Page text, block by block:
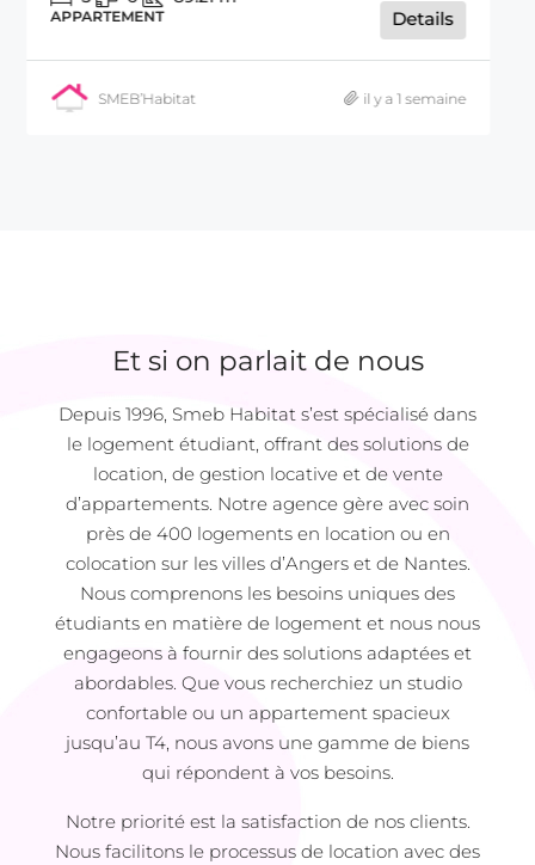
APPARTEMENT Details
SMEB’Habitat il y a 2 mois
Et si on parlait de nous
Depuis 1996, Smeb Habitat s’est spécialisé dans
le logement étudiant, offrant des solutions de
location, de gestion locative et de vente
d’appartements. Notre agence gère avec soin
près de 400 logements en location ou en
colocation sur les villes d’Angers et de Nantes.
Nous comprenons les besoins uniques des
étudiants en matière de logement et nous nous
engageons à fournir des solutions adaptées et
abordables. Que vous recherchiez un studio
confortable ou un appartement spacieux
jusqu’au T4, nous avons une gamme de biens
qui répondent à vos besoins.
Notre priorité est la satisfaction de nos clients.
Nous facilitons le processus de location avec des